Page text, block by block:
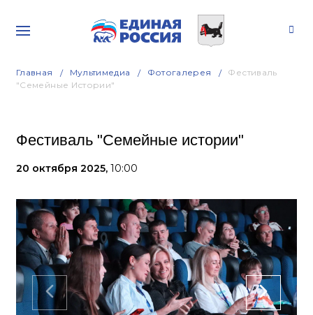
Главная Мультимедиа Фотогалерея
Фестиваль
"Семейные Истории"
Фестиваль "Семейные истории"
20 октября 2025, 10:00